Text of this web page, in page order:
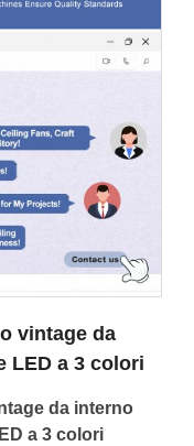
vintage da
LED a 3 colori
da interno
a 3 colori